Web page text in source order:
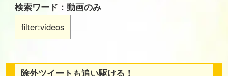
検索ワード：動画のみ
filter:videos
除外ツイートも追い駆ける！